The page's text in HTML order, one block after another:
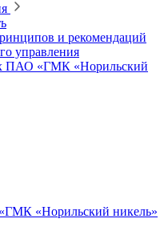
и рекомендаций
управления
ПАО «ГМК «Норильский
«Норильский никель»